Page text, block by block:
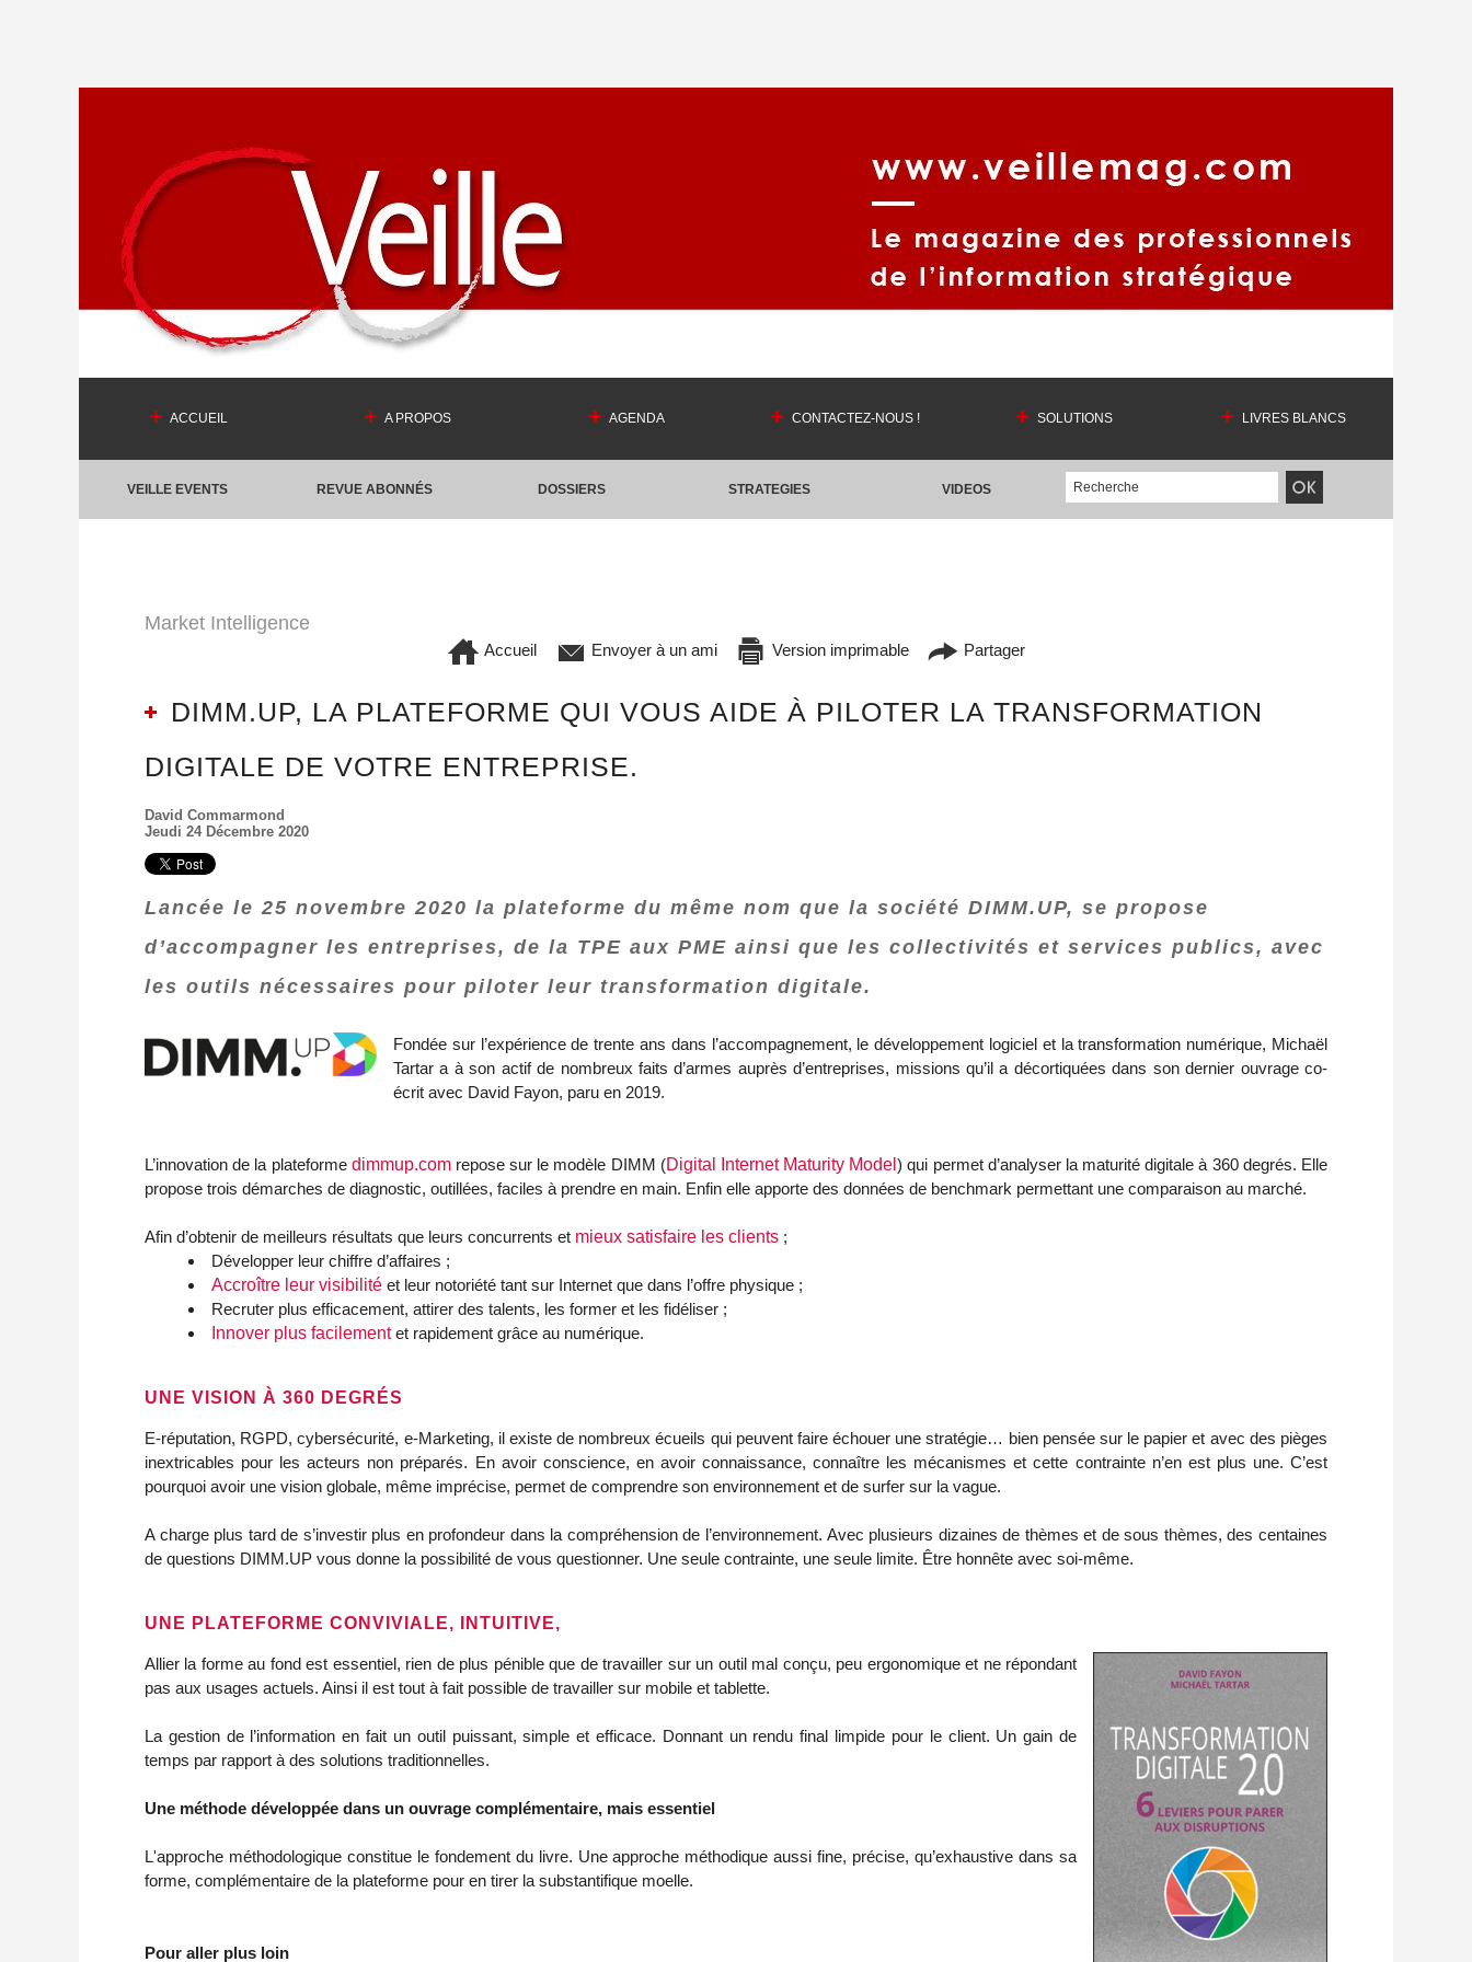
ACCUEIL A PROPOS AGENDA CONTACTEZ-NOUS ! SOLUTIONS LIVRES BLANCS
VEILLE EVENTS REVUE ABONNÉS DOSSIERS STRATEGIES VIDEOS
Market Intelligence
Accueil Envoyer à un ami Version imprimable Partager
DIMM.UP, LA PLATEFORME QUI VOUS AIDE À PILOTER LA TRANSFORMATION
DIGITALE DE VOTRE ENTREPRISE.
David Commarmond
Jeudi 24 Décembre 2020
Lancée le 25 novembre 2020 la plateforme du même nom que la société DIMM.UP, se propose
d’accompagner les entreprises, de la TPE aux PME ainsi que les collectivités et services publics, avec
les outils nécessaires pour piloter leur transformation digitale.
Fondée sur l’expérience de trente ans dans l’accompagnement, le développement logiciel et la transformation numérique, Michaël
Tartar a à son actif de nombreux faits d’armes auprès d’entreprises, missions qu’il a décortiquées dans son dernier ouvrage co-
écrit avec David Fayon, paru en 2019.
L’innovation de la plateforme dimmup.comrepose sur le modèle DIMM (Digital Internet Maturity Model) qui permet d’analyser la maturité digitale à 360 degrés. Elle
propose trois démarches de diagnostic, outillées, faciles à prendre en main. Enfin elle apporte des données de benchmark permettant une comparaison au marché.
Afin d’obtenir de meilleurs résultats que leurs concurrents et mieux satisfaire les clients ;
Développer leur chiffre d’affaires ;
Accroître leur visibilité et leur notoriété tant sur Internet que dans l’offre physique ;
Recruter plus efficacement, attirer des talents, les former et les fidéliser ;
Innover plus facilementet rapidement grâce au numérique.
UNE VISION À 360 DEGRÉS
E-réputation, RGPD, cybersécurité, e-Marketing, il existe de nombreux écueils qui peuvent faire échouer une stratégie… bien pensée sur le papier et avec des pièges
inextricables pour les acteurs non préparés. En avoir conscience, en avoir connaissance, connaître les mécanismes et cette contrainte n’en est plus une. C’est
pourquoi avoir une vision globale, même imprécise, permet de comprendre son environnement et de surfer sur la vague.
A charge plus tard de s’investir plus en profondeur dans la compréhension de l’environnement. Avec plusieurs dizaines de thèmes et de sous thèmes, des centaines
de questions DIMM.UP vous donne la possibilité de vous questionner. Une seule contrainte, une seule limite. Être honnête avec soi-même.
UNE PLATEFORME CONVIVIALE, INTUITIVE,
Allier la forme au fond est essentiel, rien de plus pénible que de travailler sur un outil mal conçu, peu ergonomique et ne répondant
pas aux usages actuels. Ainsi il est tout à fait possible de travailler sur mobile et tablette.
La gestion de l’information en fait un outil puissant, simple et efficace. Donnant un rendu final limpide pour le client. Un gain de
temps par rapport à des solutions traditionnelles.
Une méthode développée dans un ouvrage complémentaire, mais essentiel
L'approche méthodologique constitue le fondement du livre. Une approche méthodique aussi fine, précise, qu’exhaustive dans sa
forme, complémentaire de la plateforme pour en tirer la substantifique moelle.
Pour aller plus loin